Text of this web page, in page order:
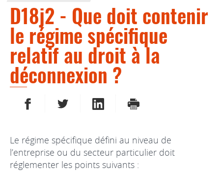
D18j2 - Que doit contenir
le régime spécifique
relatif au droit à la
déconnexion ?
PARTAGER SUR FACEBOOK
PARTAGER SUR TWITTER
PARTAGER SUR LINKEDIN
IMPRIMER
Le régime spécifique défini au niveau de
l’entreprise ou du secteur particulier doit
réglementer les points suivants :